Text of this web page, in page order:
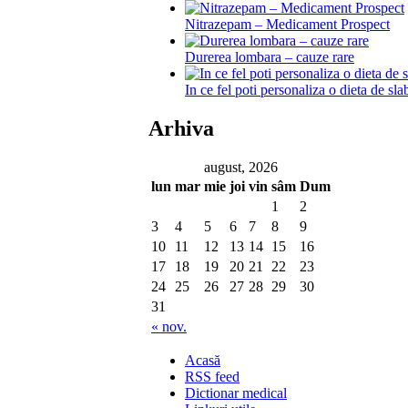
Nitrazepam – Medicament Prospect
Durerea lombara – cauze rare
In ce fel poti personaliza o dieta de
Arhiva
august, 2026
lun mar mie joi vin sâm Dum
« nov.
1
2
3
4 5 6 7 8
9
10
11 12 13 14 15
16
17
18 19 20 21 22
23
24
25 26 27 28 29
30
31
Acasă
RSS feed
Dictionar medical